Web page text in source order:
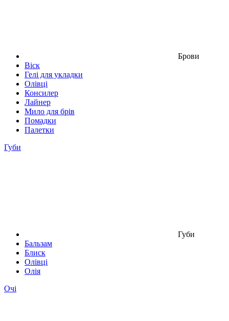
Брови
Віск
Гелі для укладки
Олівці
Консилер
Лайнер
Мило для брів
Помадки
Палетки
Губи
Губи
Бальзам
Блиск
Олівці
Олія
Очі